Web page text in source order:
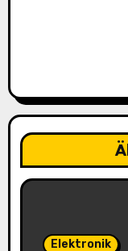
g
t
Elektronik